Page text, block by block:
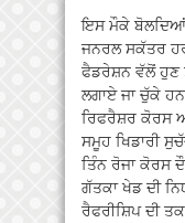
ਇਸ ਮੌਕੇ
ਜਨਰਲ ਸਕੱਤਰ
ਫੈਡਰੇਸ਼ਨ ਵੱਲੋਂ ਹੁਣ
ਲਗਾਏ ਜਾ ਚੁੱਕੇ
ਰਿਫਰੈਸ਼ਰ ਕੋਰਸ
ਸਮੂਹ ਖਿਡਾਰੀ
ਤਿੰਨ ਰੋਜਾ ਕੋਰਸ
ਗੱਤਕਾ ਖੇਡ ਦੀ
ਰੈਫਰੀਸ਼ਿਪ ਦੀ